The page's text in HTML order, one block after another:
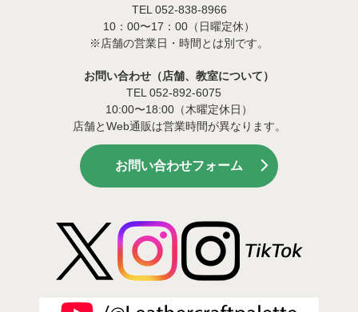
TEL 052-838-8966
10：00〜17：00（日曜定休）
※店舗の営業日・時間とは別です。
お問い合わせ（店舗、教室について）
TEL 052-892-6075
10:00〜18:00（木曜定休日）
店舗とWeb通販は営業時間が異なります。
お問い合わせフォーム